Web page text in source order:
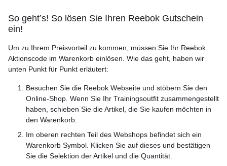
So geht’s! So lösen Sie Ihren Reebok Gutschein
ein!
Um zu Ihrem Preisvorteil zu kommen, müssen Sie Ihr Reebok
Aktionscode im Warenkorb einlösen. Wie das geht, haben wir
unten Punkt für Punkt erläutert:
Besuchen Sie die Reebok Webseite und stöbern Sie den
Online-Shop. Wenn Sie Ihr Trainingsoutfit zusammengestellt
haben, schieben Sie die Artikel, die Sie kaufen möchten in
den Warenkorb.
Im oberen rechten Teil des Webshops befindet sich ein
Warenkorb Symbol. Klicken Sie auf dieses und bestätigen
Sie die Selektion der Artikel und die Quantität.